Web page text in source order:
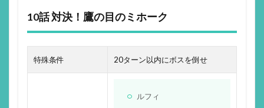
10話 対決！鷹の目のミホーク
特殊条件 20ターン以内にボスを倒せ
ルフィ